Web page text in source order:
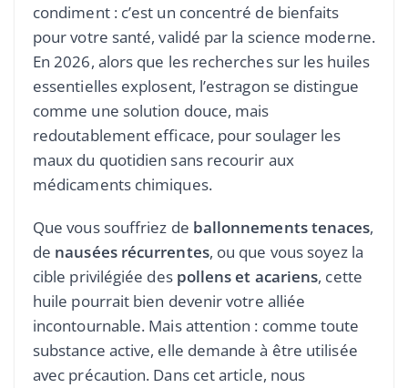
condiment : c’est un concentré de bienfaits
pour votre santé, validé par la science moderne.
En 2026, alors que les recherches sur les huiles
essentielles explosent, l’estragon se distingue
comme une solution douce, mais
redoutablement efficace, pour soulager les
maux du quotidien sans recourir aux
médicaments chimiques.
Que vous souffriez de ballonnements tenaces,
de nausées récurrentes, ou que vous soyez la
cible privilégiée des pollens et acariens, cette
huile pourrait bien devenir votre alliée
incontournable. Mais attention : comme toute
substance active, elle demande à être utilisée
avec précaution. Dans cet article, nous